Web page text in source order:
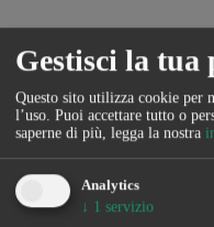
Gestisci la tua
Questo sito utilizza cookie per
l’uso. Puoi accettare tutto o
saperne di più, legga la nostra
Analytics
↓ 1 servizio